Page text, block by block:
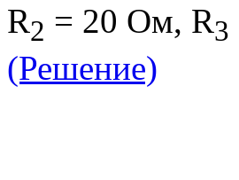
R2 = 20 Ом, R3
(Решение)